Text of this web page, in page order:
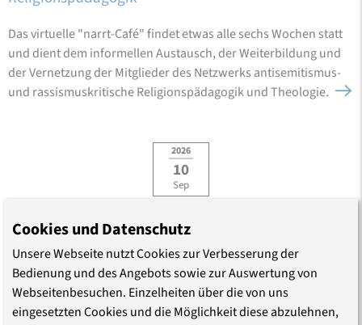
Das virtuelle "narrt-Café" findet etwas alle sechs Wochen statt
und dient dem informellen Austausch, der Weiterbildung und
der Vernetzung der Mitglieder des Netzwerks antisemitismus-
und rassismuskritische Religionspädagogik und Theologie.
2026
10
Sep
Online
Üb Ersetzen!
Zum Umgang mit Antijüdischem in
Bibelübersetzungen
Cookies und Datenschutz
Unsere Webseite nutzt Cookies zur Verbesserung der
Bedienung und des Angebots sowie zur Auswertung von
Webseitenbesuchen. Einzelheiten über die von uns
eingesetzten Cookies und die Möglichkeit diese abzulehnen,